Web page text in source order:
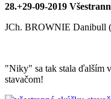
28.+29-09-2019
JCh. BROWNIE Danibull
"Niky" sa tak stala ďalším
stavačom!